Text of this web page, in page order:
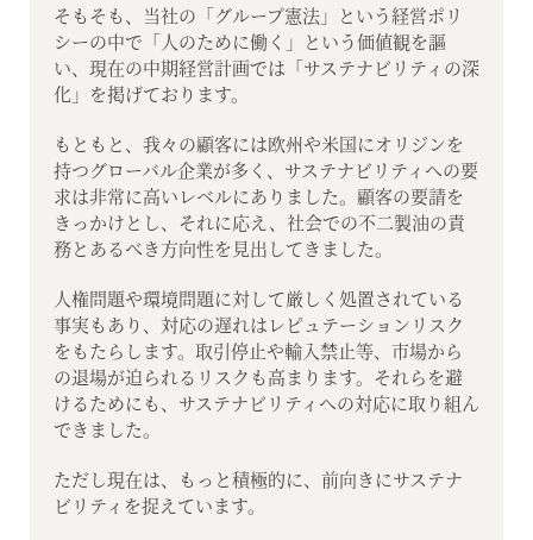
そもそも、当社の「グループ憲法」という経営ポリ
シーの中で「人のために働く」という価値観を謳
い、現在の中期経営計画では「サステナビリティの深
化」を掲げております。
もともと、我々の顧客には欧州や米国にオリジンを
持つグローバル企業が多く、サステナビリティへの要
求は非常に高いレベルにありました。顧客の要請を
きっかけとし、それに応え、社会での不二製油の責
務とあるべき方向性を見出してきました。
人権問題や環境問題に対して厳しく処置されている
事実もあり、対応の遅れはレピュテーションリスク
をもたらします。取引停止や輸入禁止等、市場から
の退場が迫られるリスクも高まります。それらを避
けるためにも、サステナビリティへの対応に取り組ん
できました。
ただし現在は、もっと積極的に、前向きにサステナ
ビリティを捉えています。